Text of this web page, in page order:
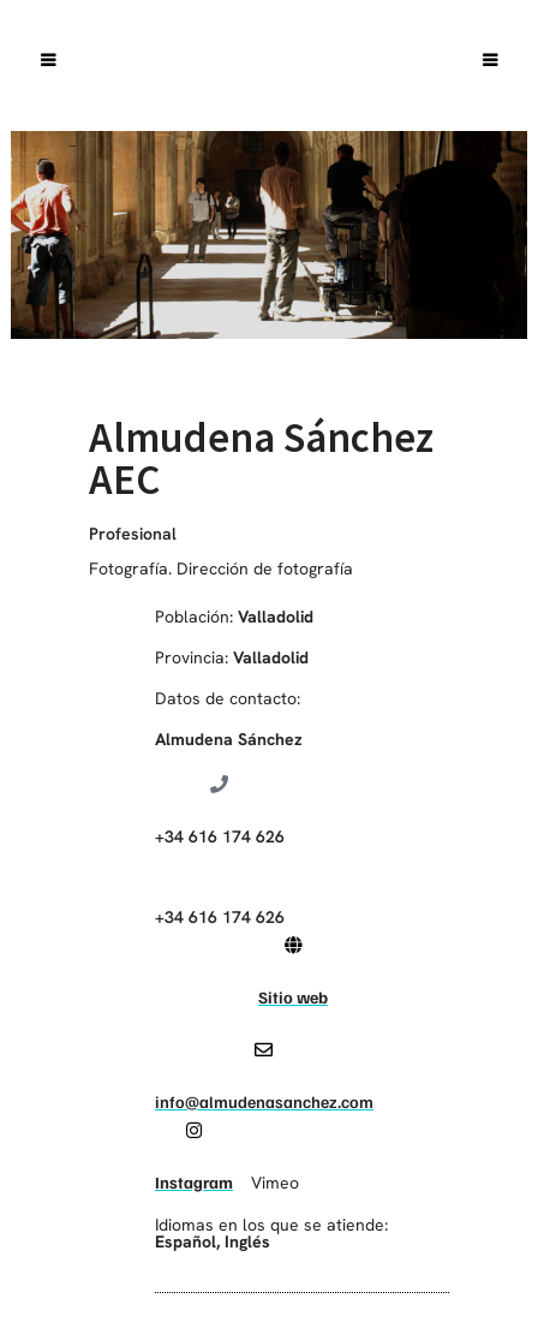
Almudena Sánchez
AEC
Profesional
Fotografía. Dirección de fotografía
Población: Valladolid
Provincia: Valladolid
Datos de contacto:
Almudena Sánchez
+34 616 174 626
+34 616 174 626
Sitio web
info@almudenasanchez.com
Instagram
Vimeo
Idiomas en los que se atiende:
Español, Inglés